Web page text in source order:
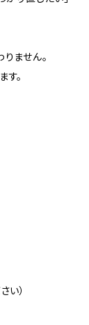
ません。
。
い）